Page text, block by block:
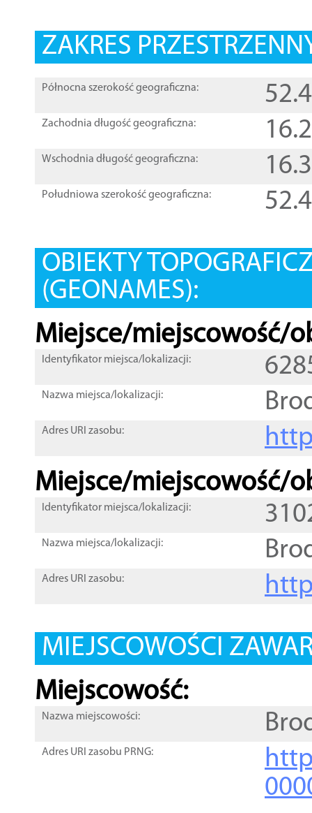
ZAKRES
Północna szerokość geograficzna:
Zachodnia długość geograficzna:
Wschodnia długość geograficzna:
Południowa szerokość geograficzna:
OBIEKTY
(GEONAMES):
Miejsce/miejscowość/
Identyfikator miejsca/lokalizacji:
Nazwa miejsca/lokalizacji:
Adres URI zasobu:
Miejsce/miejscowość/
Identyfikator miejsca/lokalizacji:
Nazwa miejsca/lokalizacji:
Adres URI zasobu:
MIEJSCOWOŚCI
Miejscowość:
Nazwa miejscowości:
Adres URI zasobu PRNG: